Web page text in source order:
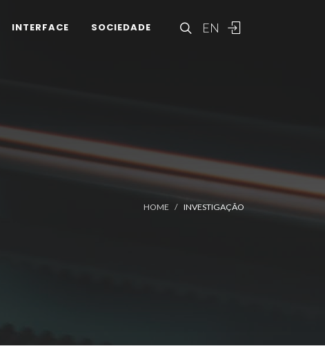
EN
INTERFACE SOCIEDADE
HOME INVESTIGAÇÃO